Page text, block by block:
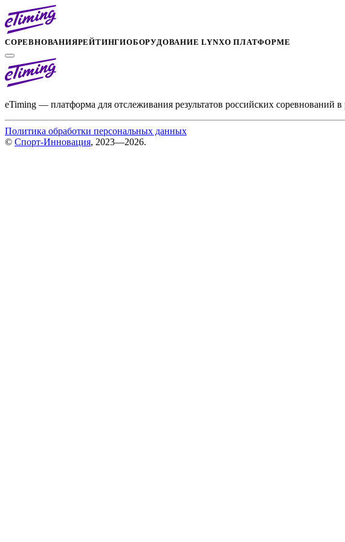
СОРЕВНОВАНИЯРЕЙТИНГИОБОРУДОВАНИЕ LYNXО ПЛАТФОРМЕ
eTiming — платформа для отслеживания результатов российских соревнований
Политика обработки персональных данных
© Спорт-Инновация, 2023—2026.